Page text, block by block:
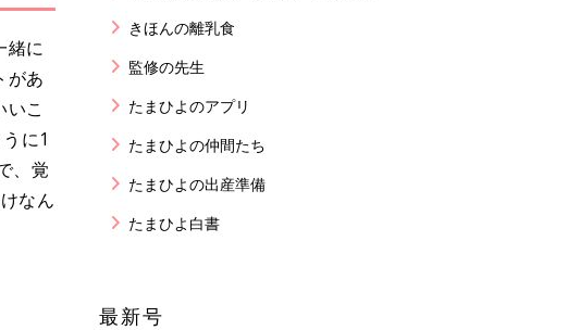
緒に
があ
いこ
に1
、覚
なん
きほんの離乳食
監修の先生
たまひよのアプリ
たまひよの仲間たち
たまひよの出産準備
たまひよ白書
最新号